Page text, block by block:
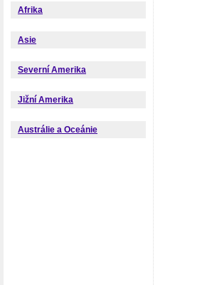
Afrika
Asie
Severní Amerika
Jižní Amerika
Austrálie a Oceánie